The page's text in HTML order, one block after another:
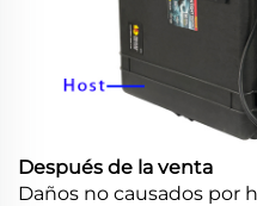
Después de la venta
Daños no causados por